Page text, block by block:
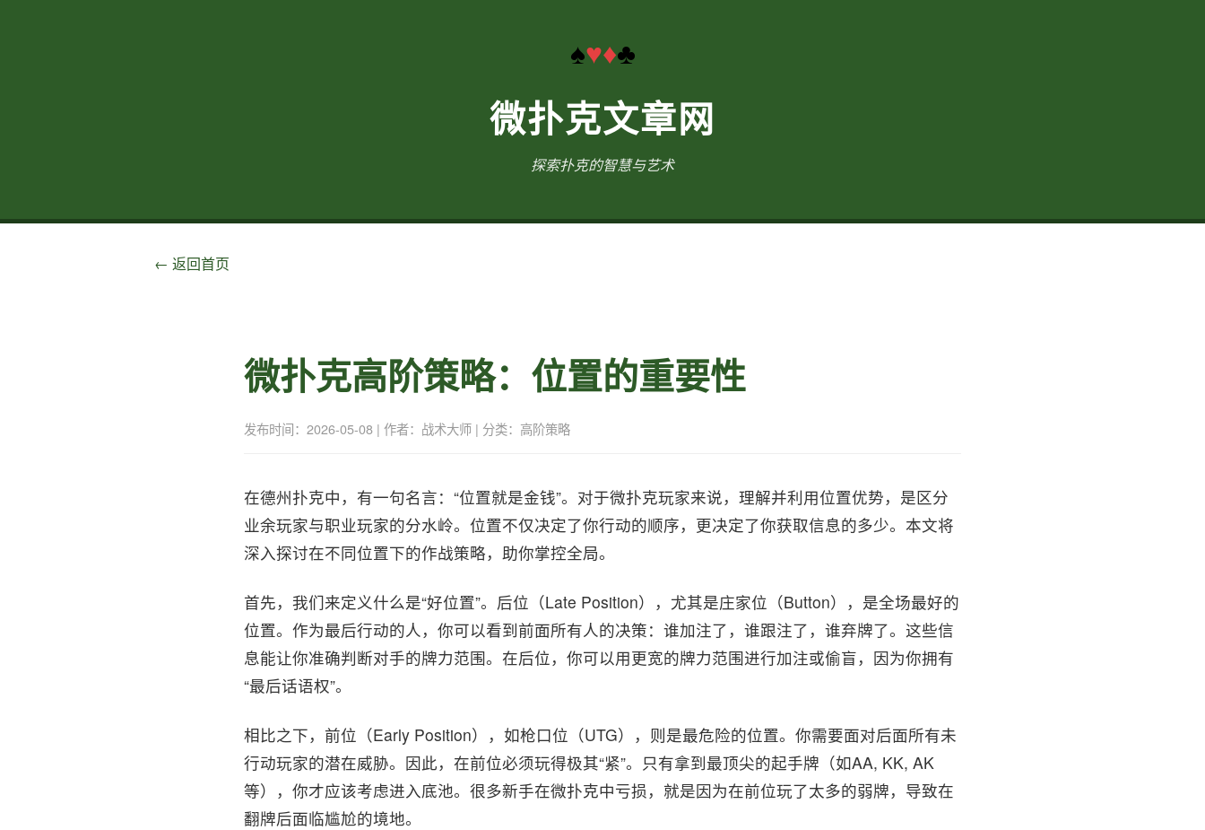
♠♥♦♣
微扑克文章网
探索扑克的智慧与艺术
← 返回首页
微扑克高阶策略：位置的重要性
发布时间：2026-05-08 | 作者：战术大师 | 分类：高阶策略
在德州扑克中，有一句名言：“位置就是金钱”。对于微扑克玩家来说，理解并利用位置优势，是区分
业余玩家与职业玩家的分水岭。位置不仅决定了你行动的顺序，更决定了你获取信息的多少。本文将
深入探讨在不同位置下的作战策略，助你掌控全局。
首先，我们来定义什么是“好位置”。后位（Late Position），尤其是庄家位（Button），是全场最好的
位置。作为最后行动的人，你可以看到前面所有人的决策：谁加注了，谁跟注了，谁弃牌了。这些信
息能让你准确判断对手的牌力范围。在后位，你可以用更宽的牌力范围进行加注或偷盲，因为你拥有
“最后话语权”。
相比之下，前位（Early Position），如枪口位（UTG），则是最危险的位置。你需要面对后面所有未
行动玩家的潜在威胁。因此，在前位必须玩得极其“紧”。只有拿到最顶尖的起手牌（如AA, KK, AK
等），你才应该考虑进入底池。很多新手在微扑克中亏损，就是因为在前位玩了太多的弱牌，导致在
翻牌后面临尴尬的境地。